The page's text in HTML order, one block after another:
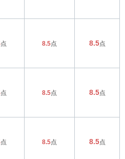
点 8.5点 8.5点
点 8.5点 8.5点
点 8.5点 8.5点